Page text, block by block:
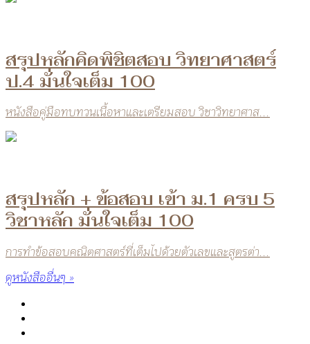
สรุปหลักคิดพิชิตสอบ วิทยาศาสตร์
ป.4 มั่นใจเต็ม 100
หนังสือคู่มือทบทวนเนื้อหาและเตรียมสอบ วิชาวิทยาศาส...
สรุปหลัก + ข้อสอบ เข้า ม.1 ครบ 5
วิชาหลัก มั่นใจเต็ม 100
การทำข้อสอบคณิตศาสตร์ที่เต็มไปด้วยตัวเลขและสูตรต่า...
ดูหนังสืออื่นๆ »